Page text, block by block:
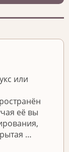
или
её вы
…